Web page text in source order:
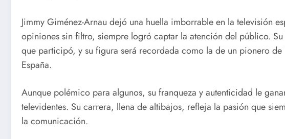
Jimmy Giménez-Arnau dejó una huella imborrable en la televisión
opiniones sin filtro, siempre logró captar la atención del público.
que participó, y su figura será recordada como la de un pionero de
España.
Aunque polémico para algunos, su franqueza y autenticidad le
televidentes. Su carrera, llena de altibajos, refleja la pasión que
la comunicación.